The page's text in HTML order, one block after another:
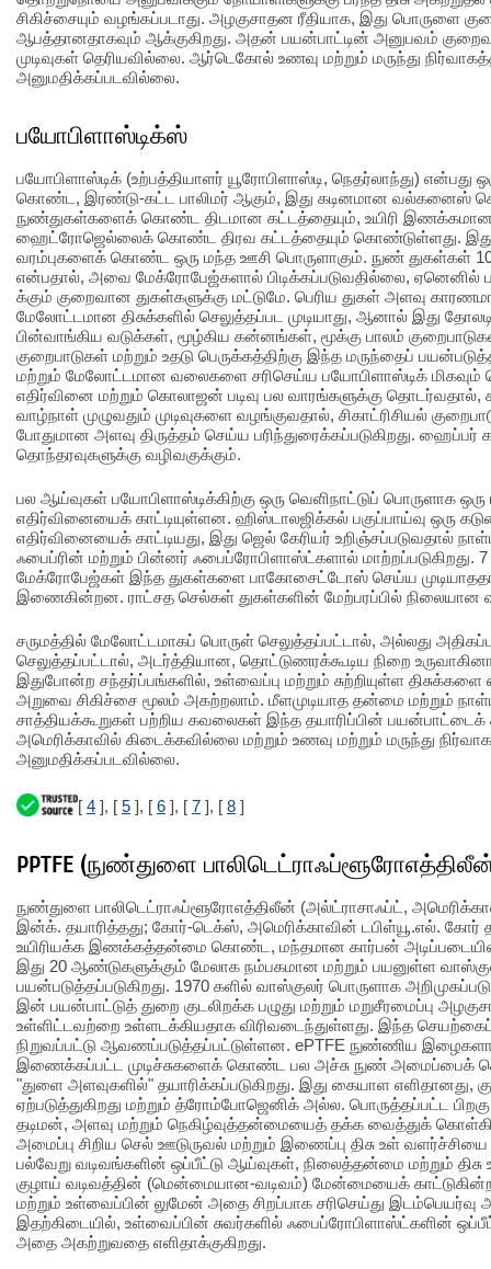
சிகிச்சையும் வழங்கப்படாது. அழகுசாதன ரீதியாக, இது பொருளை
ஆபத்தானதாகவும் ஆக்குகிறது. அதன் பயன்பாட்டின் அனுபவம்
முடிவுகள் தெரியவில்லை. ஆர்டெகோல் உணவு மற்றும் மருந்து
அனுமதிக்கப்படவில்லை.
பயோபிளாஸ்டிக்ஸ்
பயோபிளாஸ்டிக் (உற்பத்தியாளர் யூரோபிளாஸ்டி, நெதர்லாந்து)
கொண்ட, இரண்டு-கட்ட பாலிமர் ஆகும், இது கடினமான வல்கனைஸ்
நுண்துகள்களைக் கொண்ட திடமான கட்டத்தையும், உயிரி
ஹைட்ரோஜெல்லைக் கொண்ட திரவ கட்டத்தையும் கொண்டுள்ளது. இது
வரம்புகளைக் கொண்ட ஒரு மந்த ஊசி பொருளாகும். நுண் துகள்கள்
என்பதால், அவை மேக்ரோபேஜ்களால் பிடிக்கப்படுவதில்லை, ஏனெனில்
க்கும் குறைவான துகள்களுக்கு மட்டுமே. பெரிய துகள் அளவு
மேலோட்டமான திசுக்களில் செலுத்தப்பட முடியாது, ஆனால் இது
பின்வாங்கிய வடுக்கள், மூழ்கிய கன்னங்கள், மூக்கு பாலம்
குறைபாடுகள் மற்றும் உதடு பெருக்கத்திற்கு இந்த மருந்தைப்
மற்றும் மேலோட்டமான வலைகளை சரிசெய்ய பயோபிளாஸ்டிக் மிகவும்
எதிர்வினை மற்றும் கொலாஜன் படிவு பல வாரங்களுக்கு தொடர்வதால்,
வாழ்நாள் முழுவதும் முடிவுகளை வழங்குவதால், சிகாட்ரிசியல்
போதுமான அளவு திருத்தம் செய்ய பரிந்துரைக்கப்படுகிறது. ஹைப்பர்
தொந்தரவுகளுக்கு வழிவகுக்கும்.
பல ஆய்வுகள் பயோபிளாஸ்டிக்கிற்கு ஒரு வெளிநாட்டுப் பொருளாக ஒரு
எதிர்வினையைக் காட்டியுள்ளன. ஹிஸ்டாலஜிக்கல் பகுப்பாய்வு ஒரு
எதிர்வினையைக் காட்டியது, இது ஜெல் கேரியர் உறிஞ்சப்படுவதால்
ஃபைப்ரின் மற்றும் பின்னர் ஃபைப்ரோபிளாஸ்ட்களால் மாற்றப்படுகிறது. 7
மேக்ரோபேஜ்கள் இந்த துகள்களை பாகோசைட்டோஸ் செய்ய
இணைகின்றன. ராட்சத செல்கள் துகள்களின் மேற்பரப்பில் நிலையான
சருமத்தில் மேலோட்டமாகப் பொருள் செலுத்தப்பட்டால், அல்லது
செலுத்தப்பட்டால், அடர்த்தியான, தொட்டுணரக்கூடிய நிறை
இதுபோன்ற சந்தர்ப்பங்களில், உள்வைப்பு மற்றும் சுற்றியுள்ள
அறுவை சிகிச்சை மூலம் அகற்றலாம். மீளமுடியாத தன்மை மற்றும்
சாத்தியக்கூறுகள் பற்றிய கவலைகள் இந்த தயாரிப்பின் பயன்பாட்டைக்
அமெரிக்காவில் கிடைக்கவில்லை மற்றும் உணவு மற்றும் மருந்து
அனுமதிக்கப்படவில்லை.
[ 4 ], [ 5 ], [ 6 ], [ 7 ], [ 8 ]
PPTFE (நுண்துளை
நுண்துளை பாலிடெட்ராஃப்ளூரோஎத்திலீன் (அல்ட்ராசாஃப்ட்,
இன்க். தயாரித்தது; கோர்-டெக்ஸ், அமெரிக்காவின் டபிள்யூ.எல். கோர்
உயிரியக்க இணக்கத்தன்மை கொண்ட, மந்தமான கார்பன்
இது 20 ஆண்டுகளுக்கும் மேலாக நம்பகமான மற்றும் பயனுள்ள
பயன்படுத்தப்படுகிறது. 1970 களில் வாஸ்குலர் பொருளாக
இன் பயன்பாட்டுத் துறை குடலிறக்க பழுது மற்றும் மறுசீரமைப்பு
உள்ளிட்டவற்றை உள்ளடக்கியதாக விரிவடைந்துள்ளது. இந்த
நிறுவப்பட்டு ஆவணப்படுத்தப்பட்டுள்ளன. ePTFE நுண்ணிய
இணைக்கப்பட்ட முடிச்சுகளைக் கொண்ட பல அச்சு நுண் அமைப்பைக்
"துளை அளவுகளில்" தயாரிக்கப்படுகிறது. இது கையாள எளிதானது,
ஏற்படுத்துகிறது மற்றும் த்ரோம்போஜெனிக் அல்ல. பொருத்தப்பட்ட
தடிமன், அளவு மற்றும் நெகிழ்வுத்தன்மையைத் தக்க வைத்துக்
அமைப்பு சிறிய செல் ஊடுருவல் மற்றும் இணைப்பு திசு உள்
பல்வேறு வடிவங்களின் ஒப்பீட்டு ஆய்வுகள், நிலைத்தன்மை மற்றும் திசு
குழாய் வடிவத்தின் (மென்மையான-வடிவம்) மேன்மையைக்
மற்றும் உள்வைப்பின் லுமேன் அதை சிறப்பாக சரிசெய்து இடம்பெயர்வு
இதற்கிடையில், உள்வைப்பின் சுவர்களில் ஃபைப்ரோபிளாஸ்ட்களின்
அதை அகற்றுவதை எளிதாக்குகிறது.